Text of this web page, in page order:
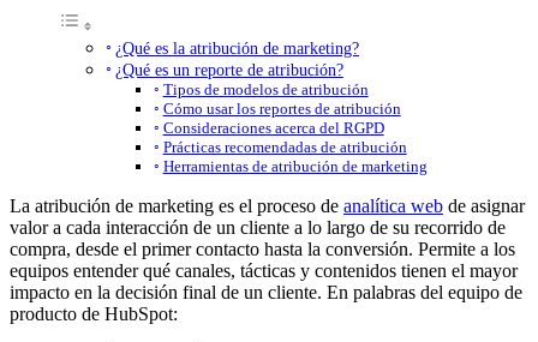
¿Qué es la atribución de marketing?
¿Qué es un reporte de atribución?
Tipos de modelos de atribución
Cómo usar los reportes de atribución
Consideraciones acerca del RGPD
Prácticas recomendadas de atribución
Herramientas de atribución de marketing
La atribución de marketing es el proceso de analítica web de asignar
valor a cada interacción de un cliente a lo largo de su recorrido de
compra, desde el primer contacto hasta la conversión. Permite a los
equipos entender qué canales, tácticas y contenidos tienen el mayor
impacto en la decisión final de un cliente. En palabras del equipo de
producto de HubSpot: